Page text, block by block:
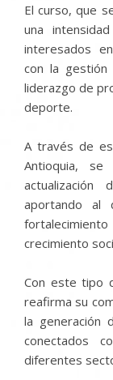
El curso, que
una
interesados
con la
liderazgo de
deporte.
A través de
Antioquia, se
aportando al
crecimiento
Con este tipo
reafirma su
la generación
conectados
diferentes